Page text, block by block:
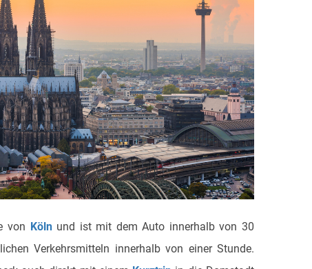
von Kölnund ist mit dem Auto innerhalb von 30
Verkehrsmitteln innerhalb von einer Stunde.